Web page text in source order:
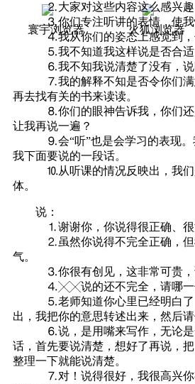
寰宇浏览器 火狐浏览器
⒉大家对这些内容这么感兴趣，
⒊你们专注听讲的表情，使我快
⒋我从你们的姿态上感觉到，
⒌我不知道我这样说是否合适
⒍我不知我说清楚了没有，说
⒎我的解释不知是否令你们满
再去找有关的书来读读。
⒏你们的眼神告诉我，你们还
让我再说一遍？
⒐会“听”也是会学习的表现。
我下面要说的一段话。
⒑从听课的情况反映出，我们
体。
说：
⒈谢谢你，你说得很正确、很
⒉虽然你说得不完全正确，但
气。
⒊你很有创见，这非常可贵，请
⒋╳╳说的还不完全，请哪一位
⒌老师知道你心里已经明白了
出，我把你的意思转述出来，然后请
⒍说，是用嘴来写作，无论是
话，首先要说清楚，想好了再说，
整理一下就能说清楚。
⒎对！说得很好，我很高兴你